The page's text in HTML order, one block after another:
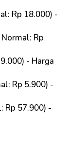
Rp 18.000) -
Rp
- Harga
Rp 5.900) -
Rp 57.900) -